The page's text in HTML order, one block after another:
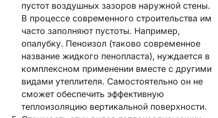
пустот воздушных зазоров наружной стены.
В процессе современного строительства им
часто заполняют пустоты. Например,
опалубку. Пеноизол (таково современное
название жидкого пенопласта), нуждается в
комплексном применении вместе с другими
видами утеплителя. Самостоятельно он не
сможет обеспечить эффективную
теплоизоляцию вертикальной поверхности.